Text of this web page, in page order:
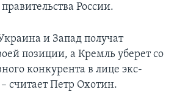
России.
и Запад получат
позиции, а Кремль уберет со
конкурента в лице экс-
считает Петр Охотин.